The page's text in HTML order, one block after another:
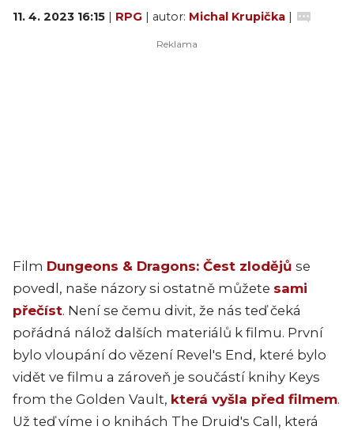
11. 4. 2023 16:15 | RPG | autor: Michal Krupička |
Film Dungeons & Dragons: Čest zlodějů se
povedl, naše názory si ostatně můžete sami
přečíst. Není se čemu divit, že nás teď čeká
pořádná nálož dalších materiálů k filmu. První
bylo vloupání do vězení Revel's End, které bylo
vidět ve filmu a zároveň je součástí knihy Keys
from the Golden Vault, která vyšla před filmem.
Už teď víme i o knihách The Druid's Call, která